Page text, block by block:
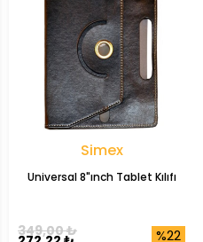
Simex
Universal 8"ınch Tablet Kılıfı
%22
349,00 ₺